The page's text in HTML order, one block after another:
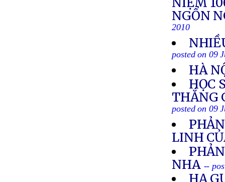
NGỔN
2010
posted on 09
HÀ
HỌC
THẮNG
posted on 09
LINH
NHA --
HẠ